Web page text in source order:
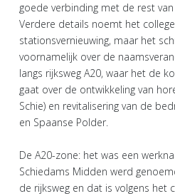
goede verbinding met de rest
Verdere details noemt het
stationsvernieuwing, maar het
voornamelijk over de
langs rijksweg A20, waar het de
gaat over de ontwikkeling van
Schie) en revitalisering van de
en Spaanse Polder.
De A20-zone: het was een
Schiedams Midden werd
de rijksweg en dat is volgens het